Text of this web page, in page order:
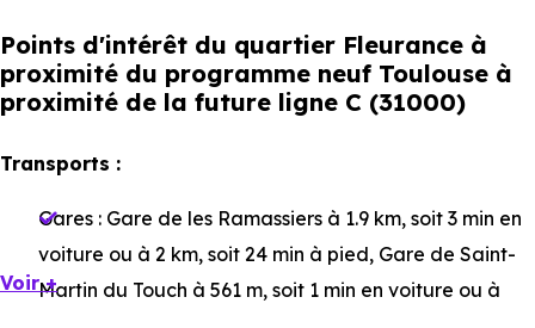
Points d'intérêt du quartier Fleurance à
proximité du programme neuf Toulouse à
proximité de la future ligne C (31000)
Transports :
Gares : Gare de les Ramassiers à 1.9 km, soit 3 min en
voiture ou à 2 km, soit 24 min à pied, Gare de Saint-
Martin du Touch à 561 m, soit 1 min en voiture ou à
Voir +